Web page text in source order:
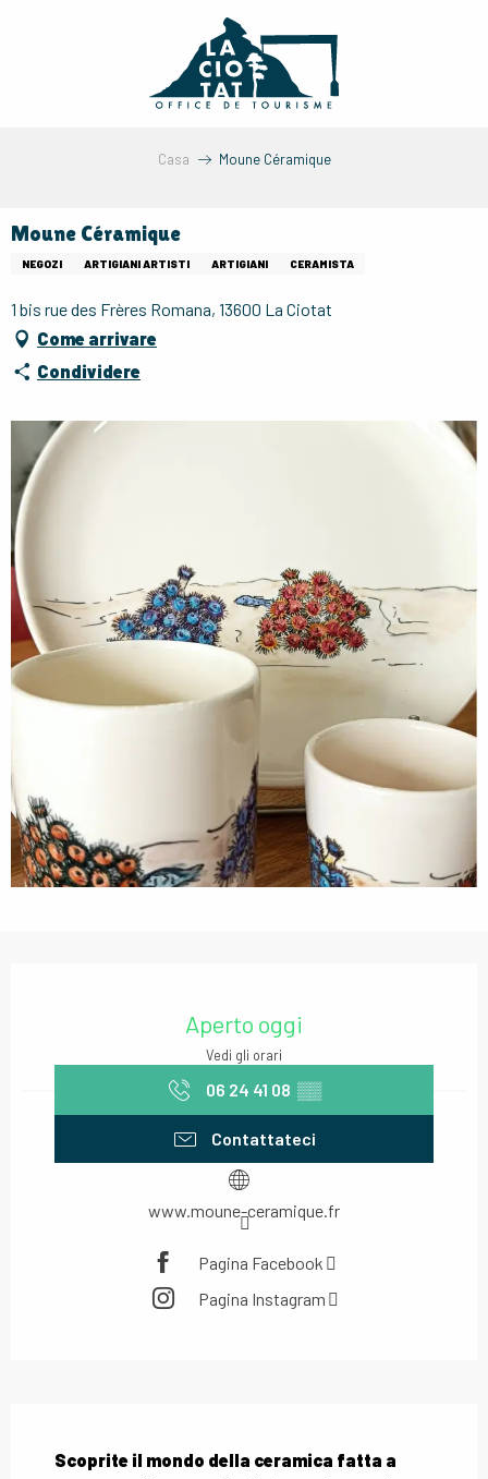
Casa Moune Céramique
Moune Céramique
NEGOZI ARTIGIANI ARTISTI ARTIGIANI CERAMISTA
1 bis rue des Frères Romana, 13600 La Ciotat
Come arrivare
Condividere
Aperto oggi
Vedi gli orari
06 24 41 08 ▒▒
Contattateci
www.moune-ceramique.fr
Pagina Facebook
Pagina Instagram
Scoprite il mondo della ceramica fatta a